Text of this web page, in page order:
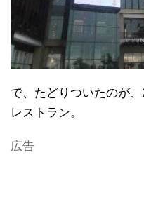
で、たどりついたのが
レストラン。
広告